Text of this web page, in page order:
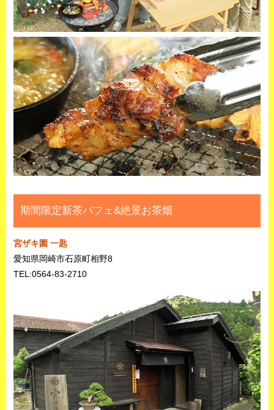
期間限定新茶パフェ&絶景お茶畑
宮ザキ園 一匙
愛知県岡崎市石原町相野8
TEL:0564-83-2710